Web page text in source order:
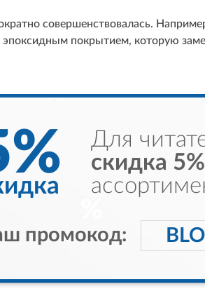
совершенствовалась.
эпоксидным покрытием, которую
Для
скидка 5%
промокод: